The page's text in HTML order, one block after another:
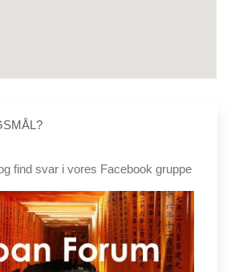
find svar i vores Facebook gruppe